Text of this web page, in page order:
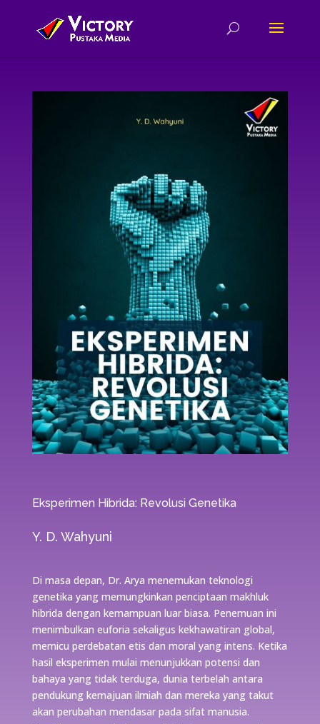
Eksperimen Hibrida: Revolusi Genetika
Y. D. Wahyuni
Di masa depan, Dr. Arya menemukan teknologi
genetika yang memungkinkan penciptaan makhluk
hibrida dengan kemampuan luar biasa. Penemuan ini
menimbulkan euforia sekaligus kekhawatiran global,
memicu perdebatan etis dan moral yang intens. Ketika
hasil eksperimen mulai menunjukkan potensi dan
bahaya yang tidak terduga, dunia terbelah antara
pendukung kemajuan ilmiah dan mereka yang takut
akan perubahan mendasar pada sifat manusia.